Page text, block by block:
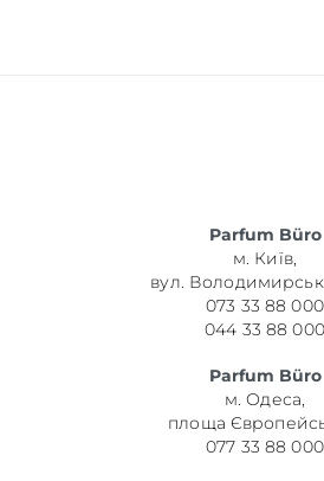
Parfum Büro
м. Київ,
вул.
073 33 88 000
044 33 88 000
Parfum Büro
м. Одеса,
площа
077 33 88 000